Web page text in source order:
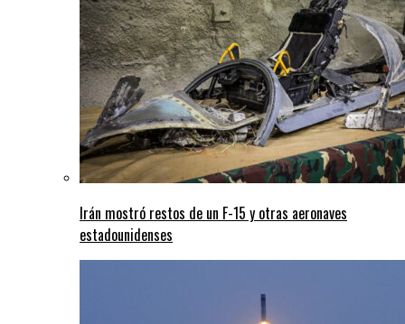
Irán mostró restos de un F-15 y otras aeronaves
estadounidenses